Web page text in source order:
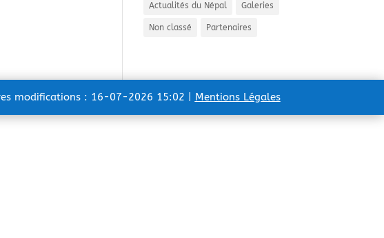
Actualités du Népal Galeries
Non classé Partenaires
modifications : 16-07-2026 15:02 | Mentions Légales